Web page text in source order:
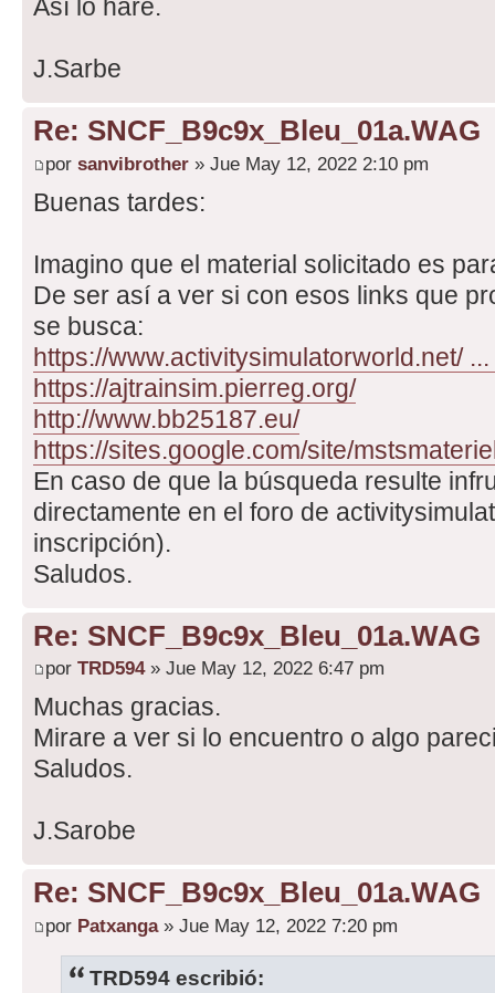
Así lo haré.
J.Sarbe
Re: SNCF_B9c9x_Bleu_01a.WAG
por sanvibrother » Jue May 12, 2022 2:10 pm
Buenas tardes:
Imagino que el material solicitado es
De ser así a ver si con esos links que
se busca:
https://www.activitysimulatorworld.net/
https://ajtrainsim.pierreg.org/
http://www.bb25187.eu/
https://sites.google.com/site/
En caso de que la búsqueda resulte
directamente en el foro de
inscripción).
Saludos.
Re: SNCF_B9c9x_Bleu_01a.WAG
por TRD594» Jue May 12, 2022 6:47 pm
Muchas gracias.
Mirare a ver si lo encuentro o algo
Saludos.
J.Sarobe
Re: SNCF_B9c9x_Bleu_01a.WAG
por Patxanga» Jue May 12, 2022 7:20 pm
TRD594 escribió: